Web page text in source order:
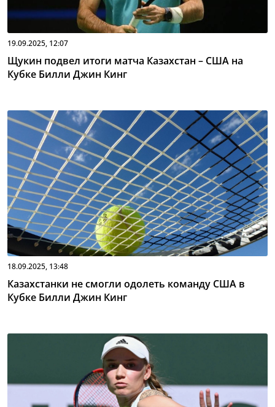
19.09.2025, 12:07
Щукин подвел итоги матча Казахстан – США на
Кубке Билли Джин Кинг
18.09.2025, 13:48
Казахстанки не смогли одолеть команду США в
Кубке Билли Джин Кинг